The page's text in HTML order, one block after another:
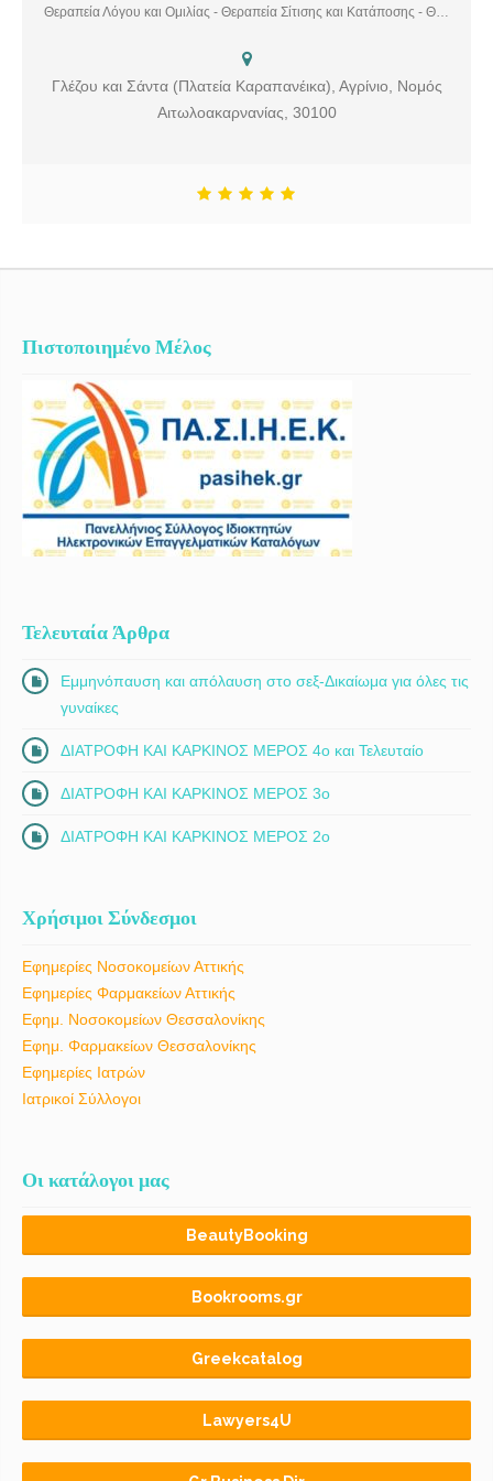
ΛΟΓΟΥ παρέχουμε υπηρεσίες λογοθεραπείας και εργοθεραπείας σε
Θεραπεία Σίτισης και Κατάποσης, Θεραπεία Φωνής σε παιδιά και
Σύνδρομο Down, ΔΕΠΥ, Διαταραχές επικοινωνίας
Γλέζου και Σάντα (Πλατεία Καραπανέικα), Αγρίνιο, Νομός
Αιτωλοακαρνανίας, 30100
Πιστοποιημένο Μέλος
Τελευταία Άρθρα
Εμμηνόπαυση και απόλαυση στο σεξ-Δικαίωμα για όλες τις
γυναίκες
ΔΙΑΤΡΟΦΗ ΚΑΙ ΚΑΡΚΙΝΟΣ ΜΕΡΟΣ 4ο και Τελευταίο
ΔΙΑΤΡΟΦΗ ΚΑΙ ΚΑΡΚΙΝΟΣ ΜΕΡΟΣ 3ο
ΔΙΑΤΡΟΦΗ ΚΑΙ ΚΑΡΚΙΝΟΣ ΜΕΡΟΣ 2ο
Χρήσιμοι Σύνδεσμοι
Εφημερίες Νοσοκομείων Αττικής
Εφημερίες Φαρμακείων Αττικής
Εφημ. Νοσοκομείων Θεσσαλονίκης
Εφημ. Φαρμακείων Θεσσαλονίκης
Εφημερίες Ιατρών
Ιατρικοί Σύλλογοι
Οι κατάλογοι μας
BeautyBooking
Bookrooms.gr
Greekcatalog
Lawyers4U